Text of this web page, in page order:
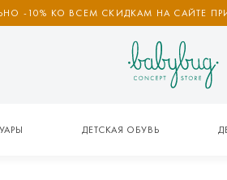
-10% КО ВСЕМ СКИДКАМ НА САЙТЕ
ДЕТСКАЯ ОБУВЬ